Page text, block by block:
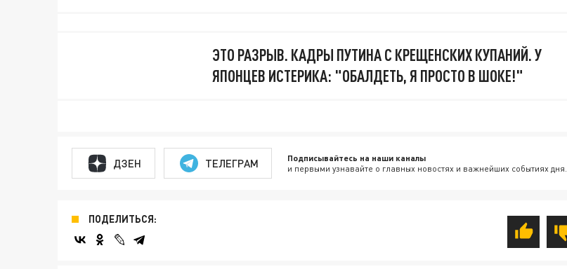
ЭТО РАЗРЫВ. КАДРЫ ПУТИНА С КРЕЩЕНСКИХ КУПАНИЙ. У
ЯПОНЦЕВ ИСТЕРИКА: "ОБАЛДЕТЬ, Я ПРОСТО В ШОКЕ!"
ДЗЕН ТЕЛЕГРАМ Подписывайтесь на наши каналы
и первыми узнавайте о главных новостях и важнейших событиях дня.
ПОДЕЛИТЬСЯ: